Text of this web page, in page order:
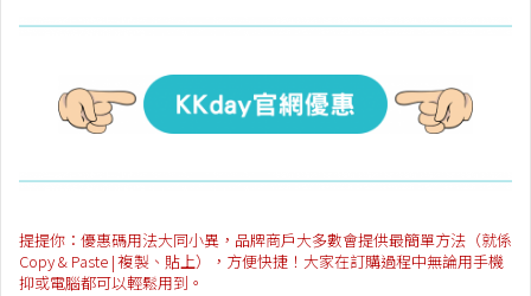
提提你：優惠碼用法大同小異，品牌商戶大多數會提供最簡單方法（就係
Copy & Paste | 複製、貼上），方便快捷！大家在訂購過程中無論用手機
抑或電腦都可以輕鬆用到。